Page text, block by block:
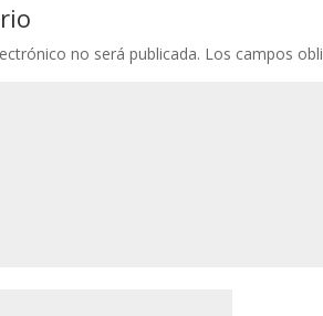
no será publicada. Los campos